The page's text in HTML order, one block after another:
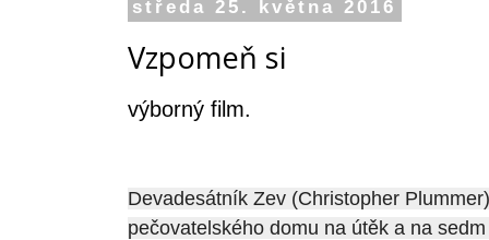
středa 25. května 2016
Vzpomeň si
výborný film.
Devadesátník Zev (Christopher
pečovatelského domu na útěk a na